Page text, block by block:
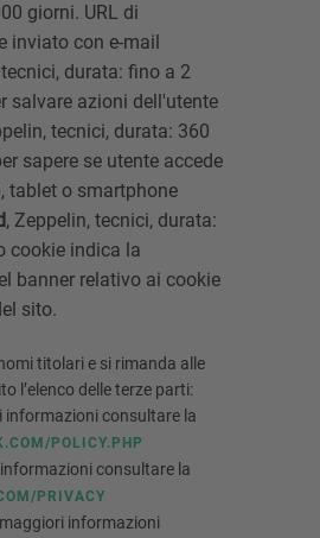
giorni. URL di
inviato con e-mail
durata: fino a 2
salvare azioni dell'utente
tecnici, durata: 360
sapere se utente accede
tablet o smartphone
, Zeppelin, tecnici, durata:
cookie indica la
banner relativo ai cookie
sito.
titolari e si rimanda alle
l’elenco delle terze parti:
informazioni consultare la
POLICY.PHP
consultare la
PRIVACY
maggiori informazioni